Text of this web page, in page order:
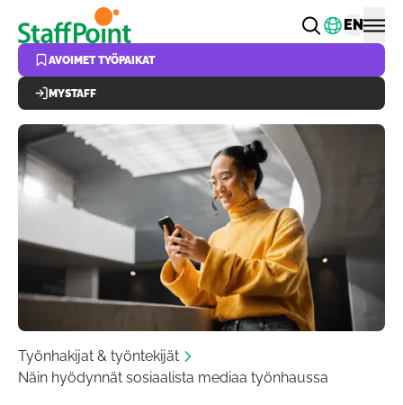
Hyppää pääsisältöön Vaihda
EN
AVOIMET TYÖPAIKAT
MYSTAFF
Työnhakijat & työntekijät
Näin hyödynnät sosiaalista mediaa työnhaussa